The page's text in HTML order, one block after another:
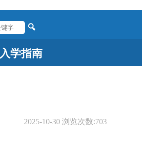
入学指南
2025-10-30 浏览次数:703